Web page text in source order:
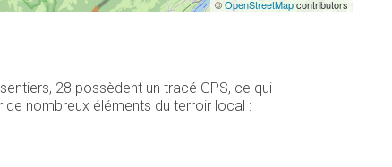
©OpenStreetMapcontributors
28 possèdent un tracé GPS, ce qui
nombreux éléments du terroir local :